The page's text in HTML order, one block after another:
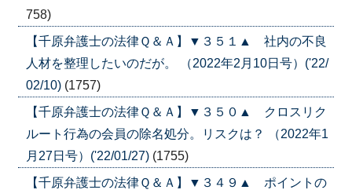
758)
【千原弁護士の法律Ｑ＆Ａ】▼３５１▲ 社内の不良
人材を整理したいのだが。 （2022年2月10日号）('22/
02/10) (1757)
【千原弁護士の法律Ｑ＆Ａ】▼３５０▲ クロスリク
ルート行為の会員の除名処分。リスクは？ （2022年1
月27日号）('22/01/27) (1755)
【千原弁護士の法律Ｑ＆Ａ】▼３４９▲ ポイントの